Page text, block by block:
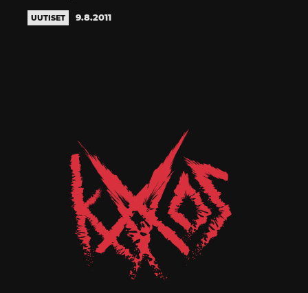
UUTISET 9.8.2011